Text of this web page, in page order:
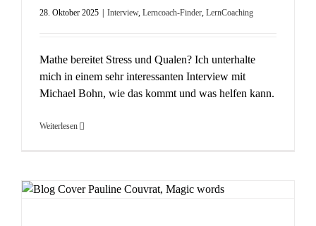
28. Oktober 2025 Interview, Lerncoach-Finder, LernCoaching
Mathe bereitet Stress und Qualen? Ich unterhalte
mich in einem sehr interessanten Interview mit
Michael Bohn, wie das kommt und was helfen kann.
Weiterlesen